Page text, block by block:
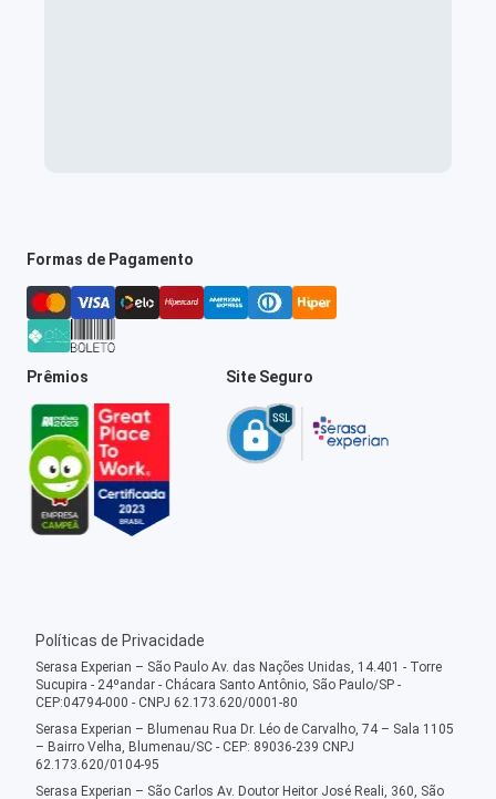
Formas de Pagamento
Prêmios Site Seguro
Políticas de Privacidade
Serasa Experian – São Paulo Av. das Nações Unidas, 14.401 - Torre
Sucupira - 24ºandar - Chácara Santo Antônio, São Paulo/SP -
CEP:04794-000 - CNPJ 62.173.620/0001-80
Serasa Experian – Blumenau Rua Dr. Léo de Carvalho, 74 – Sala 1105
– Bairro Velha, Blumenau/SC - CEP: 89036-239 CNPJ
62.173.620/0104-95
Serasa Experian – São Carlos Av. Doutor Heitor José Reali, 360, São